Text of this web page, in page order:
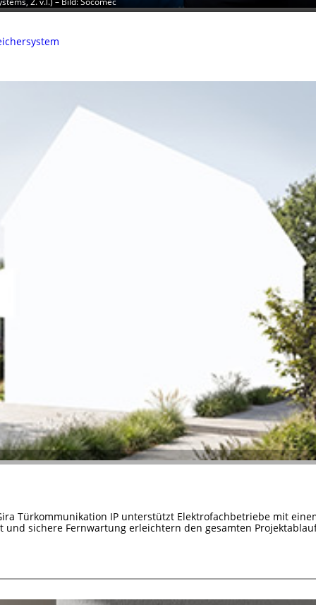
Türkommunikation IP unterstützt Elektrofachbetriebe mit
sichere Fernwartung erleichtern den gesamten